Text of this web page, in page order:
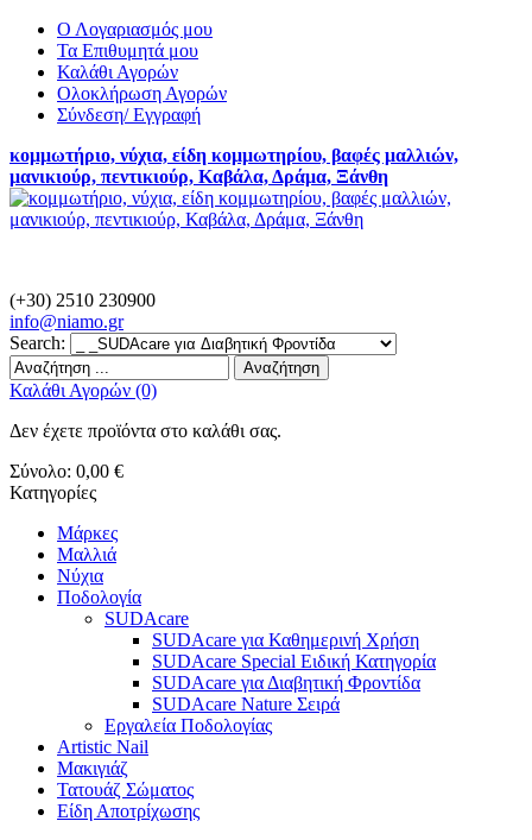
Ο Λογαριασμός μου
Τα Επιθυμητά μου
Καλάθι Αγορών
Ολοκλήρωση Αγορών
Σύνδεση/ Εγγραφή
κομμωτήριο, νύχια, είδη κομμωτηρίου, βαφές μαλλιών,
μανικιούρ, πεντικιούρ, Καβάλα, Δράμα, Ξάνθη
(+30) 2510 230900
info@niamo.gr
Search:
Αναζήτηση
Καλάθι Αγορών (0)
Δεν έχετε προϊόντα στο καλάθι σας.
Σύνολο: 0,00 €
Κατηγορίες
Μάρκες
Μαλλιά
Νύχια
Ποδολογία
SUDAcare
SUDAcare για Καθημερινή Χρήση
SUDAcare Special Ειδική Κατηγορία
SUDAcare για Διαβητική Φροντίδα
SUDAcare Nature Σειρά
Εργαλεία Ποδολογίας
Artistic Nail
Μακιγιάζ
Τατουάζ Σώματος
Είδη Αποτρίχωσης